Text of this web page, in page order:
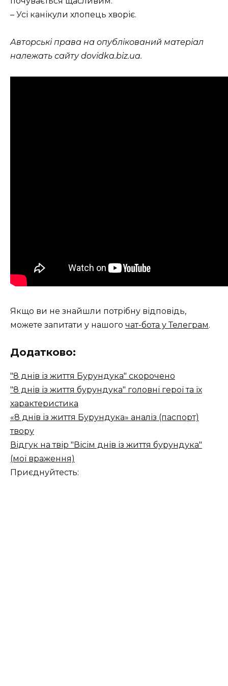
– Усі канікули хлопець хворіє.
Авторські права на опублікований матеріал
належать сайту dovidka.biz.ua.
Якщо ви не знайшли потрібну відповідь,
можете запитати у нашого чат-бота у Телеграм.
Додатково:
"8 днів із життя Бурундука" скорочено
"8 днів із життя бурундука" головні герої та їх
характеристика
«8 днів із життя Бурундука» аналіз (паспорт)
твору
Відгук на твір "Вісім днів із життя бурундука"
(мої враження)
Приєднуйтесть: